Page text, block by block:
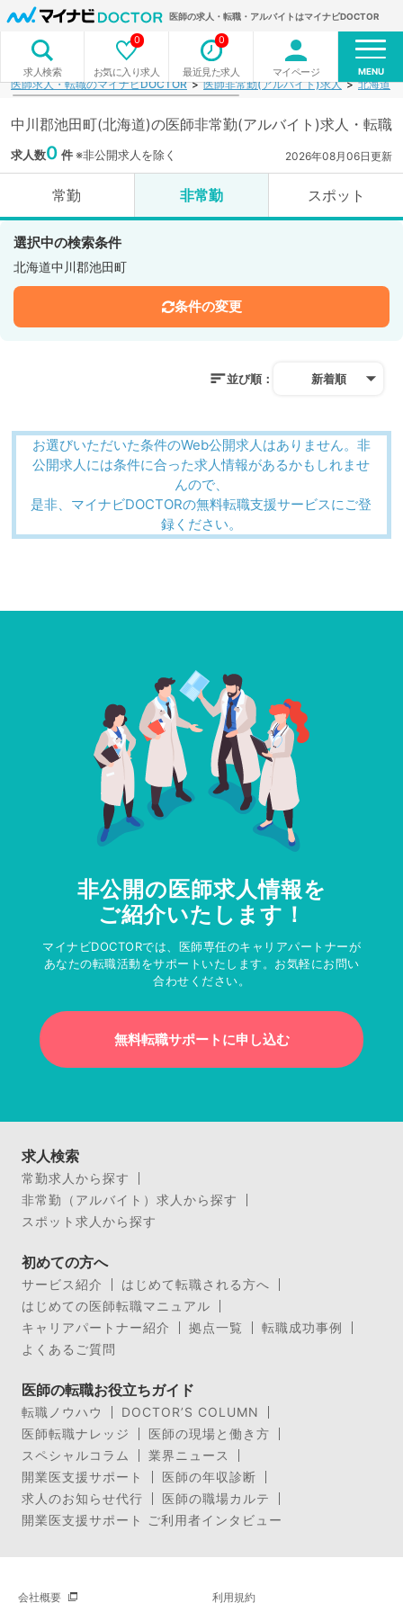
医師の求人・転職・アルバイトはマイナビDOCTOR
求人検索 お気に入り求人
0
最近見た求人
0
マイページ MENU
医師求人・転職のマイナビDOCTOR 医師非常勤(アルバイト)求人 北海道
中川郡池田町(北海道)の医師非常勤(アルバイト)求人・転職
求人数0 件※非公開求人を除く 2026年08月06日更新
常勤 非常勤 スポット
選択中の検索条件
北海道中川郡池田町
条件の変更
並び順： 新着順
お選びいただいた条件のWeb公開求人はありません。非
公開求人には条件に合った求人情報があるかもしれませ
んので、
是非、マイナビDOCTORの無料転職支援サービスにご登
録ください。
非公開の医師求人情報を
ご紹介いたします！
マイナビDOCTORでは、医師専任のキャリアパートナーが
あなたの転職活動をサポートいたします。お気軽にお問い
合わせください。
無料転職サポートに申し込む
求人検索
常勤求人から探す
非常勤（アルバイト）求人から探す
スポット求人から探す
初めての方へ
サービス紹介
はじめて転職される方へ
はじめての医師転職マニュアル
キャリアパートナー紹介
拠点一覧
転職成功事例
よくあるご質問
医師の転職お役立ちガイド
転職ノウハウ
DOCTOR’S COLUMN
医師転職ナレッジ
医師の現場と働き方
スペシャルコラム
業界ニュース
開業医支援サポート
医師の年収診断
求人のお知らせ代行
医師の職場カルテ
開業医支援サポート ご利用者インタビュー
会社概要 利用規約